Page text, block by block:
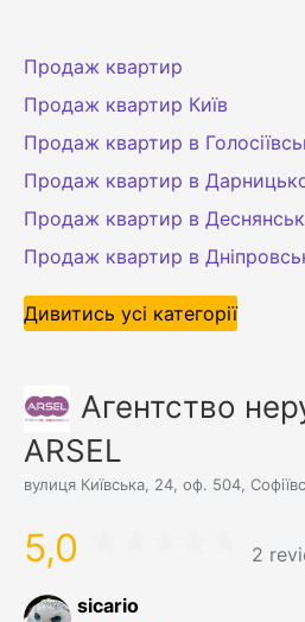
Продаж квартир
Продаж квартир Київ
Продаж квартир в
Продаж квартир в
Продаж квартир в
Продаж квартир в
Дивитись усі категорії
Агентство
ARSEL
вулиця Київська, 24, оф. 504,
5,0 2
sicario